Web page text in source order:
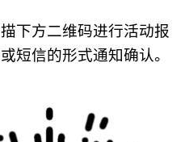
下方二维码进行活动报
短信的形式通知确认。